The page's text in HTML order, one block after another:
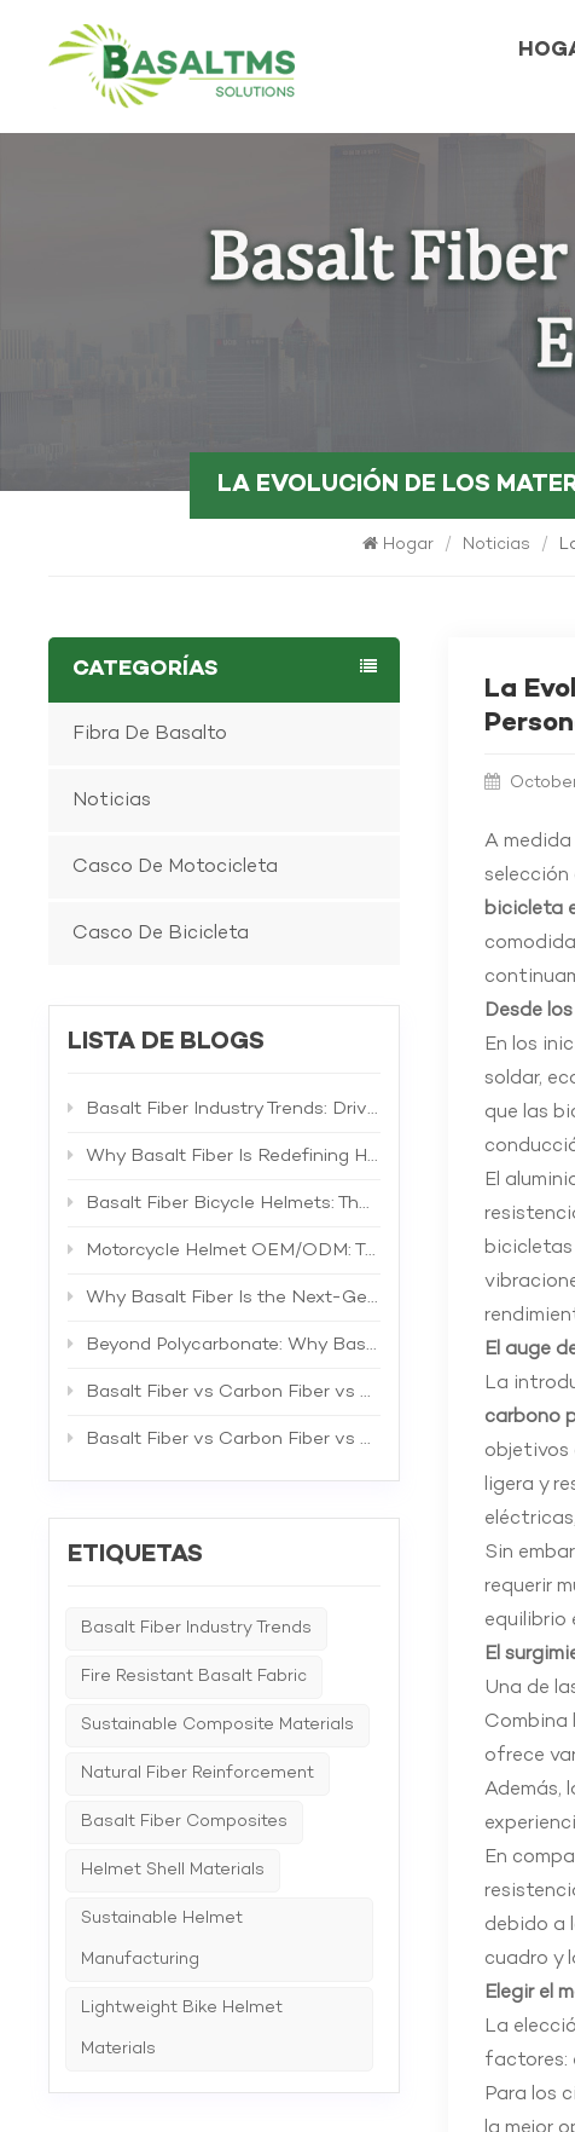
LA EVOLUCIÓN DE LOS
Hogar / Noticias /
La
A
selección
bicicleta
Desde
En los
soldar,
que las
El
El auge
La
carbono
objetivos
ligera y
Sin
requerir
equilibrio
El
Una de
Combina
ofrece
Además,
En
debido a
cuadro y
Elegir el
La
factores:
Para los
CATEGORÍAS
Fibra De Basalto
Noticias
Casco De Motocicleta
Casco De Bicicleta
LISTA DE BLOGS
Basalt Fiber Industry Trends: Driving the Next Generation of High-Performance Composites
Why Basalt Fiber Is Redefining Helmet Shell Materials
Basalt Fiber Bicycle Helmets: The Future of Lightweight Protection
Motorcycle Helmet OEM/ODM: The Complete B2B Guide to Private Label Manufacturing and Supplier Selection
Why Basalt Fiber Is the Next-Generation Material for Bicycle Helmets
Beyond Polycarbonate: Why Basalt Fiber Is the Superior Material for Bicycle Helmet Shells
Basalt Fiber vs Carbon Fiber vs Fiberglass: The Best Material for Bicycle Helmets
Basalt Fiber vs Carbon Fiber vs Fiberglass: A Comprehensive Technical Comparison for Industrial Applications
ETIQUETAS
Basalt Fiber Industry Trends
Fire Resistant Basalt Fabric
Sustainable Composite Materials
Natural Fiber Reinforcement
Basalt Fiber Composites
Helmet Shell Materials
Sustainable Helmet
Manufacturing
Lightweight Bike Helmet
Materials